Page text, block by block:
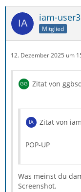
iam-
Mitglied
12. Dezember 2025 um
Zitat von
Zitat von
POP-UP
Was meinst du
Screenshot.